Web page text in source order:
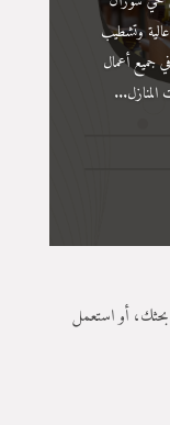
عالية وتشطيب
جميع أعمال
المنازل...
أو استعمل